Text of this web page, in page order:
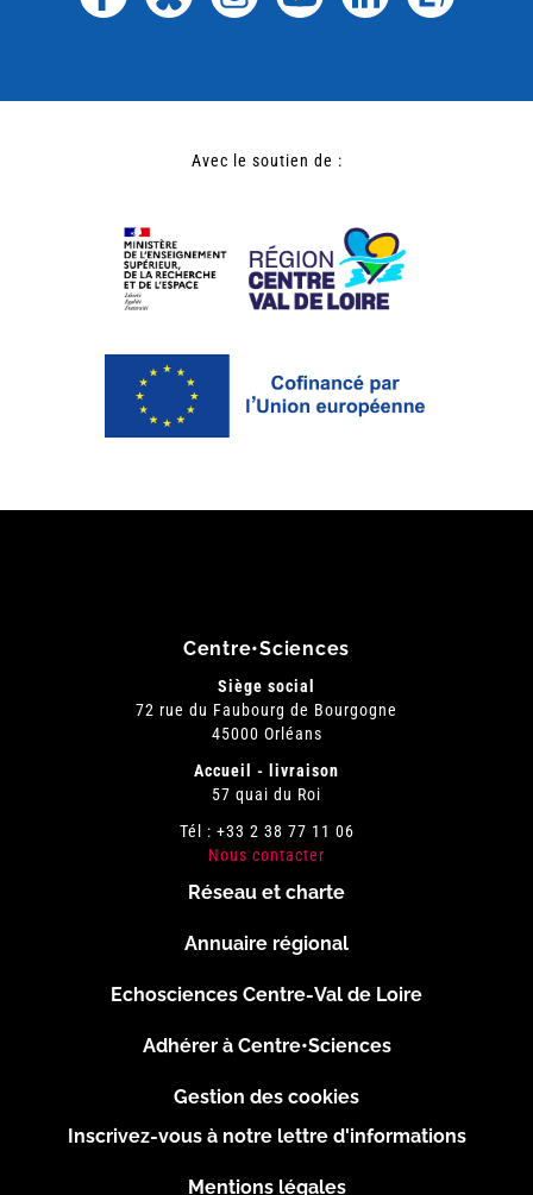
Avec le soutien de :
Centre•Sciences
Siège social
72 rue du Faubourg de Bourgogne
45000 Orléans
Accueil - livraison
57 quai du Roi
Tél : +33 2 38 77 11 06
Nous contacter
page
Réseau et charte
Annuaire régional
Echosciences Centre-Val de Loire
Adhérer à Centre•Sciences
Gestion des cookies
Inscrivez-vous à notre lettre d'informations
Mentions légales